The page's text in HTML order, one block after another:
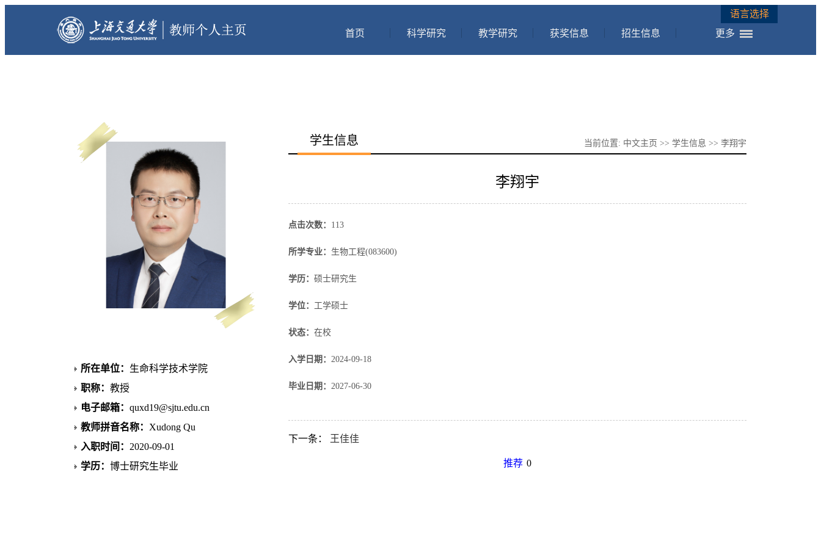
语言选择
首页
科学研究 教学研究 获奖信息 招生信息 更多
所在单位： 生命科学技术学院
职称： 教授
电子邮箱： quxd19@sjtu.edu.cn
教师拼音名称： Xudong Qu
入职时间： 2020-09-01
学历： 博士研究生毕业
学生信息 当前位置: 中文主页 >> 学生信息 >> 李翔宇
李翔宇
点击次数： 113
所学专业： 生物工程(083600)
学历： 硕士研究生
学位： 工学硕士
状态： 在校
入学日期： 2024-09-18
毕业日期： 2027-06-30
下一条： 王佳佳
推荐 0